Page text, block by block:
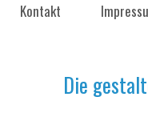
Kontakt
Die